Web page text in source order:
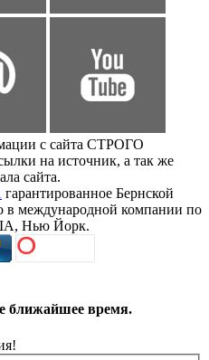
с сайта СТРОГО
на источник, а так же
сайта.
гарантированное Бернской
в международной компании по
Нью Йорк.
ближайшее время.